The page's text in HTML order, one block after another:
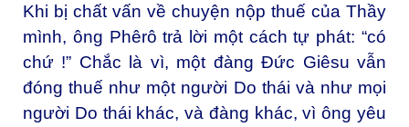
Khi bị chất vấn về chuyện nộp thuế của Thầy
mình, ông Phêrô trả lời một cách tự phát: “có
chứ !” Chắc là vì, một đàng Đức Giêsu vẫn
đóng thuế như một người Do thái và như mọi
người Do thái khác, và đàng khác, vì ông yêu